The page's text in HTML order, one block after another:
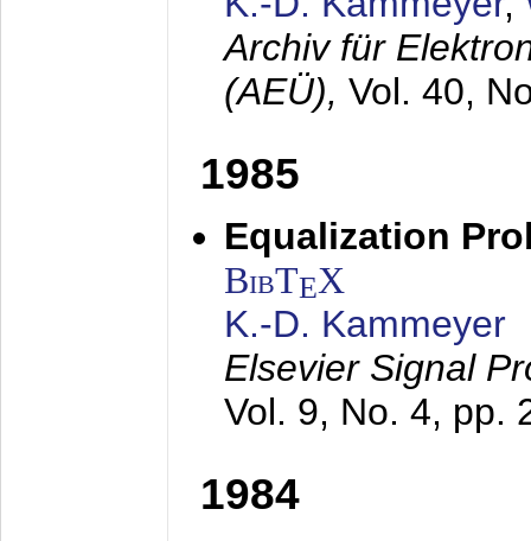
Archiv für
(AEÜ), Vol. 40,
1985
Equalization
BibTEX
K.-D. Kammeyer
Elsevier Signal
Vol. 9, No. 4, pp.
1984